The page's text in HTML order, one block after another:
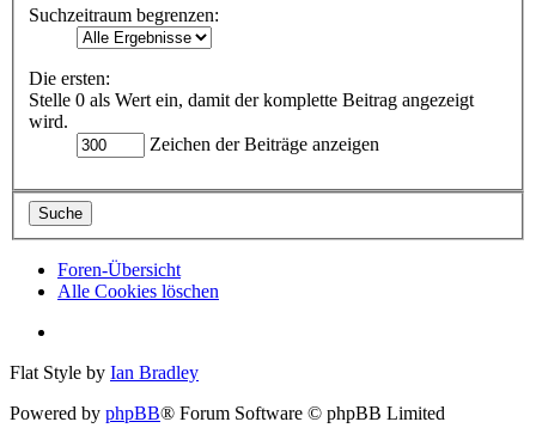
Suchzeitraum begrenzen:
Die ersten:
Stelle 0 als Wert ein, damit der komplette Beitrag angezeigt
wird.
Zeichen der Beiträge anzeigen
Foren-Übersicht
Alle Cookies löschen
Flat Style by Ian Bradley
Powered by phpBB® Forum Software © phpBB Limited